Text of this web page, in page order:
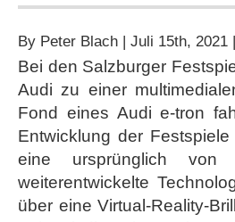
By Peter Blach | Juli 15th, 2021
Bei den Salzburger
Audi zu einer
Fond eines Audi e-tron
Entwicklung der
eine ursprünglich von
weiterentwickelte
über eine Virtual-Reality-